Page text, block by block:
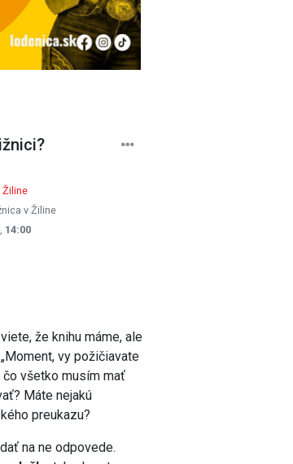
Žiline
v Žiline
14:00
že knihu máme, ale
vy požičiavate
čo všetko musím mať
Máte nejakú
preukazu?
na ne odpovede.